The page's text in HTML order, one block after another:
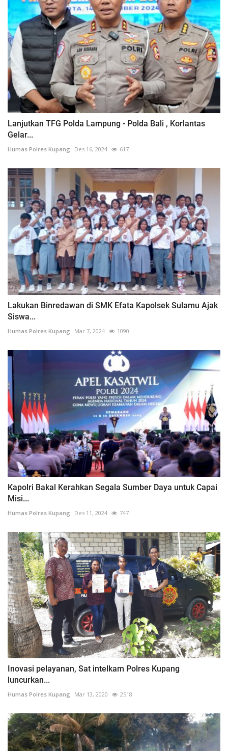
Lanjutkan TFG Polda Lampung - Polda Bali , Korlantas
Gelar...
Humas Polres Kupang Des 16, 2024 617
Lakukan Binredawan di SMK Efata Kapolsek Sulamu Ajak
Siswa...
Humas Polres Kupang Mar 7, 2024 1090
Kapolri Bakal Kerahkan Segala Sumber Daya untuk Capai
Misi...
Humas Polres Kupang Des 11, 2024 747
Inovasi pelayanan, Sat intelkam Polres Kupang
luncurkan...
Humas Polres Kupang Mar 13, 2020 2518